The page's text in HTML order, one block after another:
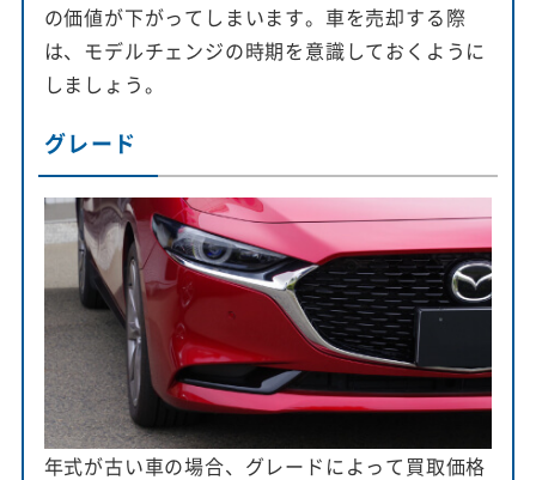
の価値が下がってしまいます。車を売却する際
は、モデルチェンジの時期を意識しておくように
しましょう。
グレード
年式が古い車の場合、グレードによって買取価格